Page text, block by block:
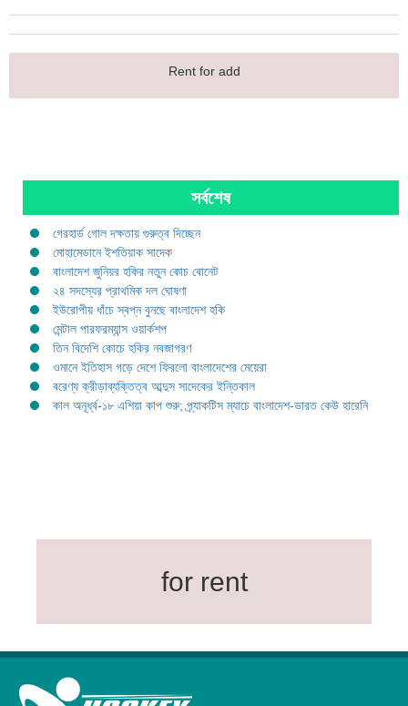
Rent for add
সর্বশেষ
গেরহার্ড গোল দক্ষতায় গুরুত্ব দিচ্ছেন
মোহামেডানে ইশতিয়াক সাদেক
বাংলাদেশ জুনিয়র হকির নতুন কোচ বোনেট
২৪ সদস্যের প্রাথমিক দল ঘোষণা
ইউরোপীয় ধাঁচে স্বপ্ন বুনছে বাংলাদেশ হকি
মেন্টাল পারফরম্যান্স ওয়ার্কশপ
তিন বিদেশি কোচে হকির নবজাগরণ
ওমানে ইতিহাস গড়ে দেশে ফিরলো বাংলাদেশের মেয়েরা
বরেণ্য ক্রীড়াব্যক্তিত্ব আব্দুস সাদেকের ইন্তিকাল
কাল অনূর্ধ্ব-১৮ এশিয়া কাপ শুরু; প্র্যাকটিস ম্যাচে বাংলাদেশ-ভারত কেউ হারেনি
for rent